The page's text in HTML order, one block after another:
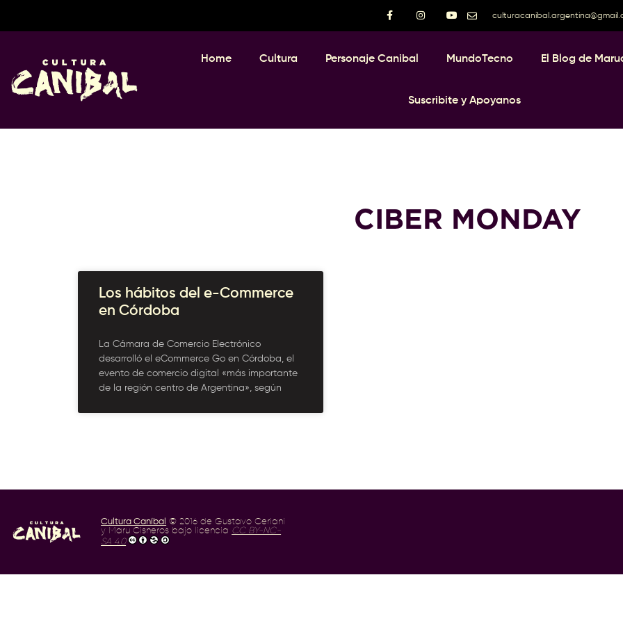
Home Cultura Personaje Canibal MundoTecno El Blog de
Suscribite y Apoyanos
CIBER MONDAY
Los hábitos del e-Commerce
en Córdoba
La Cámara de Comercio Electrónico
desarrolló el eCommerce Go en Córdoba, el
evento de comercio digital «más importante
de la región centro de Argentina», según
Cultura Caníbal © 2016 de Gustavo Ceriani
y Maru Cisneros bajo licencia CC BY-NC-
SA 4.0